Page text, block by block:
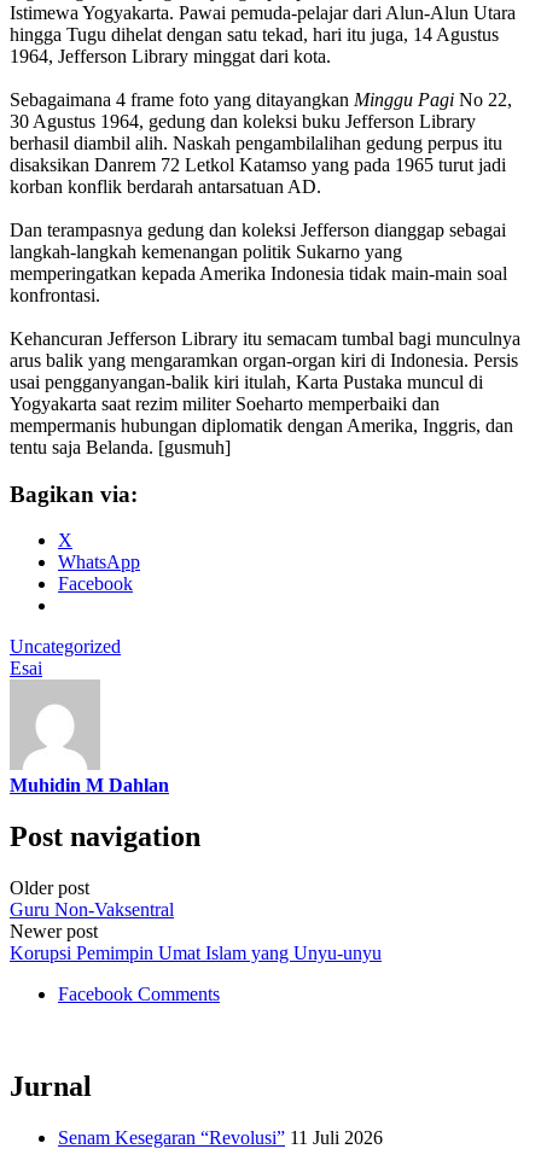
Istimewa Yogyakarta. Pawai pemuda-pelajar dari Alun-Alun Utara
hingga Tugu dihelat dengan satu tekad, hari itu juga, 14 Agustus
1964, Jefferson Library minggat dari kota.
Sebagaimana 4 frame foto yang ditayangkan Minggu Pagi No 22,
30 Agustus 1964, gedung dan koleksi buku Jefferson Library
berhasil diambil alih. Naskah pengambilalihan gedung perpus itu
disaksikan Danrem 72 Letkol Katamso yang pada 1965 turut jadi
korban konflik berdarah antarsatuan AD.
Dan terampasnya gedung dan koleksi Jefferson dianggap sebagai
langkah-langkah kemenangan politik Sukarno yang
memperingatkan kepada Amerika Indonesia tidak main-main soal
konfrontasi.
Kehancuran Jefferson Library itu semacam tumbal bagi munculnya
arus balik yang mengaramkan organ-organ kiri di Indonesia. Persis
usai pengganyangan-balik kiri itulah, Karta Pustaka muncul di
Yogyakarta saat rezim militer Soeharto memperbaiki dan
mempermanis hubungan diplomatik dengan Amerika, Inggris, dan
tentu saja Belanda. [gusmuh]
Bagikan via:
X
WhatsApp
Facebook
Uncategorized
Esai
Muhidin M Dahlan
Post navigation
Older post
Guru Non-Vaksentral
Newer post
Korupsi Pemimpin Umat Islam yang Unyu-unyu
Facebook Comments
Jurnal
Senam Kesegaran “Revolusi” 11 Juli 2026